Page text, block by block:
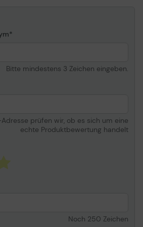
Bitte mindestens 3 Zeichen eingeben.
prüfen wir, ob es sich um eine
echte Produktbewertung handelt
Noch 250 Zeichen